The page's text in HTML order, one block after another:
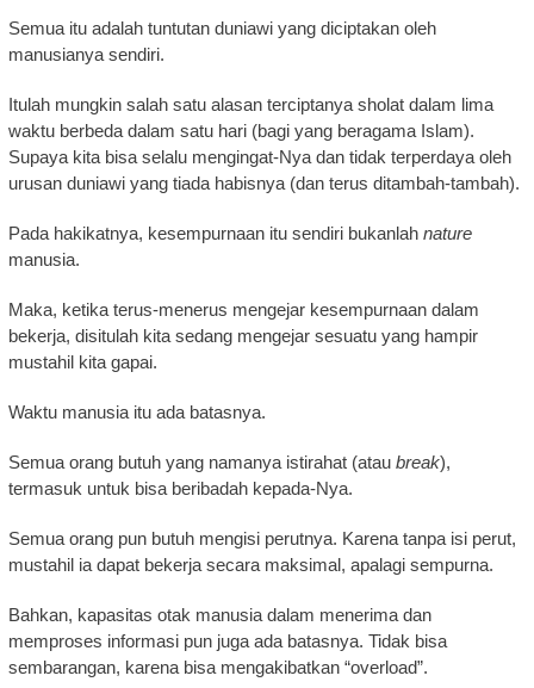
Semua itu adalah tuntutan duniawi yang diciptakan oleh
manusianya sendiri.
Itulah mungkin salah satu alasan terciptanya sholat dalam lima
waktu berbeda dalam satu hari (bagi yang beragama Islam).
Supaya kita bisa selalu mengingat-Nya dan tidak terperdaya oleh
urusan duniawi yang tiada habisnya (dan terus ditambah-tambah).
Pada hakikatnya, kesempurnaan itu sendiri bukanlah nature
manusia.
Maka, ketika terus-menerus mengejar kesempurnaan dalam
bekerja, disitulah kita sedang mengejar sesuatu yang hampir
mustahil kita gapai.
Waktu manusia itu ada batasnya.
Semua orang butuh yang namanya istirahat (atau break),
termasuk untuk bisa beribadah kepada-Nya.
Semua orang pun butuh mengisi perutnya. Karena tanpa isi perut,
mustahil ia dapat bekerja secara maksimal, apalagi sempurna.
Bahkan, kapasitas otak manusia dalam menerima dan
memproses informasi pun juga ada batasnya. Tidak bisa
sembarangan, karena bisa mengakibatkan “overload”.